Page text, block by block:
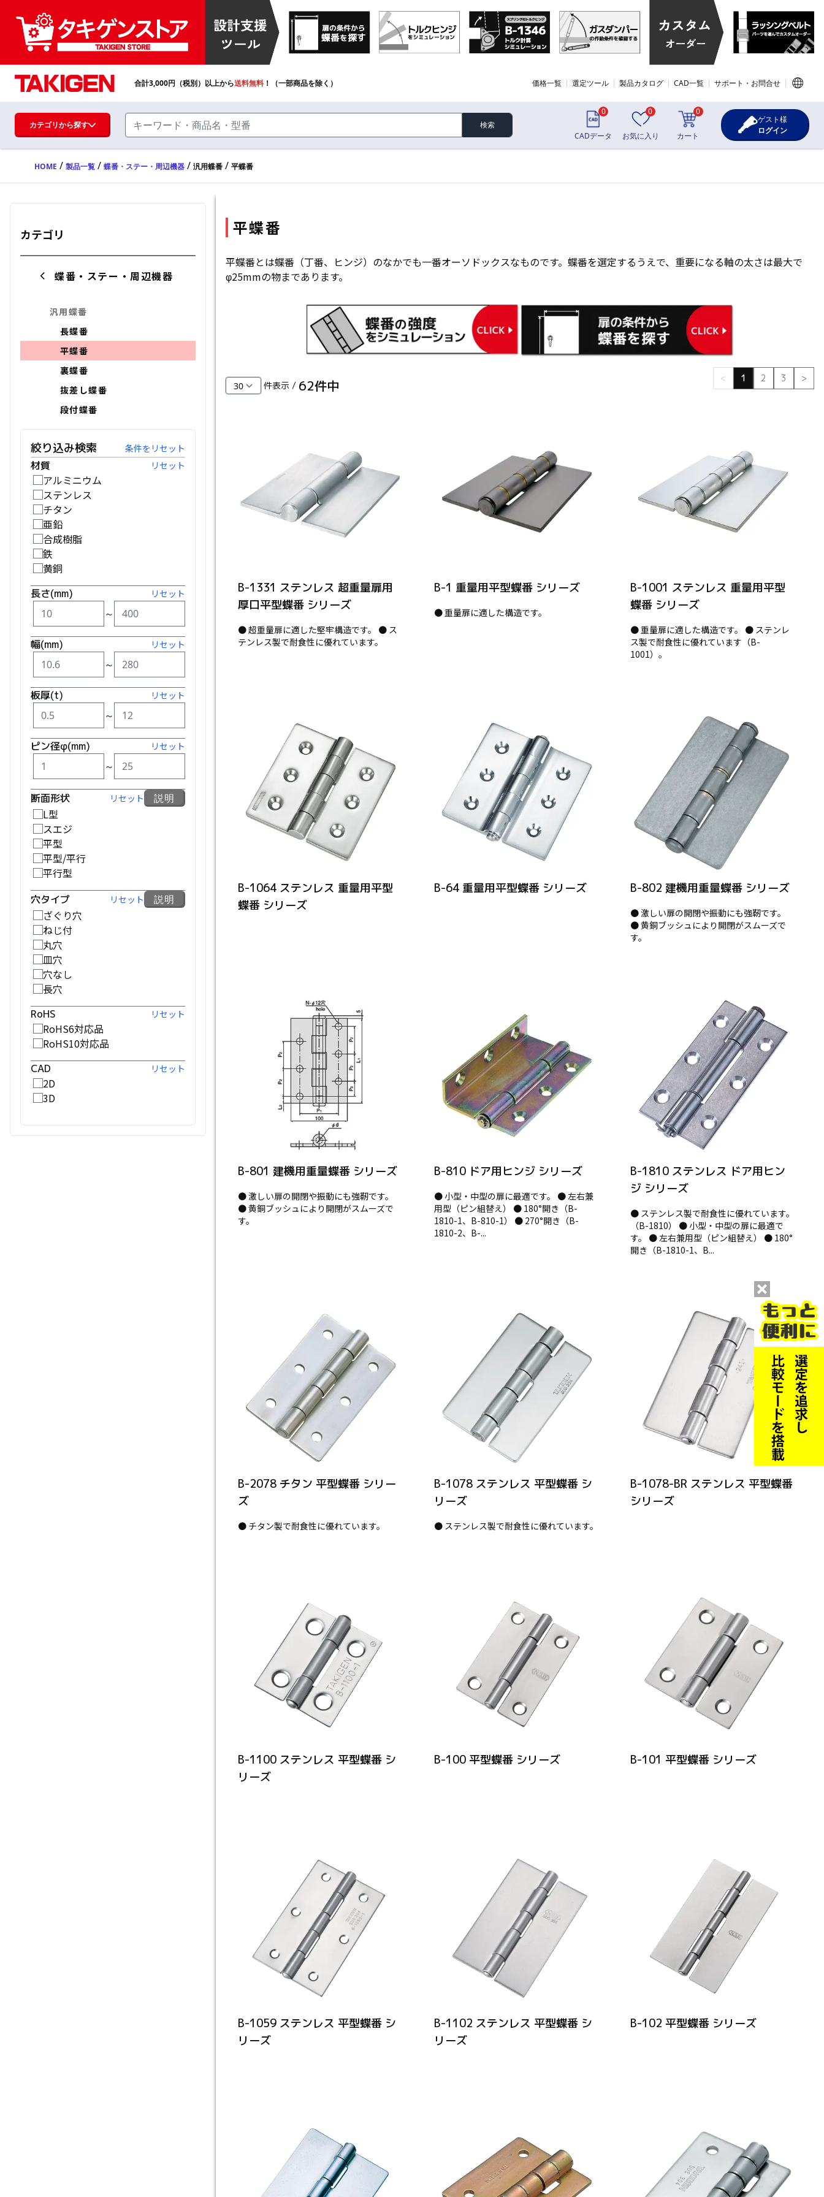
ハンドル・取手・つまみ・周辺機器
FA・A
FB・B
装置・周辺機器
電気錠・インターロック
L・LE
キースイッチ
キャスター・アジャスター・スライドレ
FD・FE
合計3,000円（税別）以上から送料無料 ！（一部商品を除く） 価格一覧 選定ツール 製品カタログ CAD一覧 サポート・お問合せ
カテゴリから探す 検索
0
CADデータ
0
お気に入り
0
カート
ゲスト様
ログイン
HOME / 製品一覧 / 蝶番・ステー・周辺機器 / 汎用蝶番 / 平蝶番
カテゴリ
蝶番・ステー・周辺機器
汎用蝶番
長蝶番
平蝶番
裏蝶番
抜差し蝶番
段付蝶番
絞り込み検索 条件をリセット
材質 リセット
アルミニウム
ステンレス
チタン
亜鉛
合成樹脂
鉄
黄銅
長さ(mm) リセット
～
幅(mm) リセット
～
板厚(t) リセット
～
ピン径φ(mm) リセット
～
断面形状 リセット 説明
L型
スエジ
平型
平型/平行
平行型
穴タイプ リセット 説明
ざぐり穴
ねじ付
丸穴
皿穴
穴なし
長穴
RoHS リセット
RoHS6対応品
RoHS10対応品
CAD リセット
2D
3D
平蝶番
平蝶番とは蝶番（丁番、ヒンジ）のなかでも一番オーソドックスなものです。蝶番を選定するうえで、重要になる軸の太さは最大で
φ25mmの物まであります。
件表示 / 62件中 < 1 2 3 >
B-1331 ステンレス 超重量扉用
厚口平型蝶番 シリーズ
● 超重量扉に適した堅牢構造です。 ● ス
テンレス製で耐食性に優れています。
B-1 重量用平型蝶番 シリーズ
● 重量扉に適した構造です。
B-1001 ステンレス 重量用平型
蝶番 シリーズ
● 重量扉に適した構造です。 ● ステンレ
ス製で耐食性に優れています（B-
1001）。
B-1064 ステンレス 重量用平型
蝶番 シリーズ
B-64 重量用平型蝶番 シリーズ B-802 建機用重量蝶番 シリーズ
● 激しい扉の開閉や振動にも強靭です。
● 黄銅ブッシュにより開閉がスムーズで
す。
B-801 建機用重量蝶番 シリーズ
● 激しい扉の開閉や振動にも強靭です。
● 黄銅ブッシュにより開閉がスムーズで
す。
B-810 ドア用ヒンジ シリーズ
● 小型・中型の扉に最適です。 ● 左右兼
用型（ピン組替え） ● 180°開き（B-
1810-1、B-810-1） ● 270°開き（B-
1810-2、B-...
B-1810 ステンレス ドア用ヒン
ジ シリーズ
● ステンレス製で耐食性に優れています。
（B-1810） ● 小型・中型の扉に最適で
す。 ● 左右兼用型（ピン組替え） ● 180°
開き（B-1810-1、B...
B-2078 チタン 平型蝶番 シリー
ズ
● チタン製で耐食性に優れています。
B-1078 ステンレス 平型蝶番 シ
リーズ
● ステンレス製で耐食性に優れています。
B-1078-BR ステンレス 平型蝶番
シリーズ
B-1100 ステンレス 平型蝶番 シ
リーズ
B-100 平型蝶番 シリーズ B-101 平型蝶番 シリーズ
B-1059 ステンレス 平型蝶番 シ
リーズ
B-1102 ステンレス 平型蝶番 シ
リーズ
B-102 平型蝶番 シリーズ